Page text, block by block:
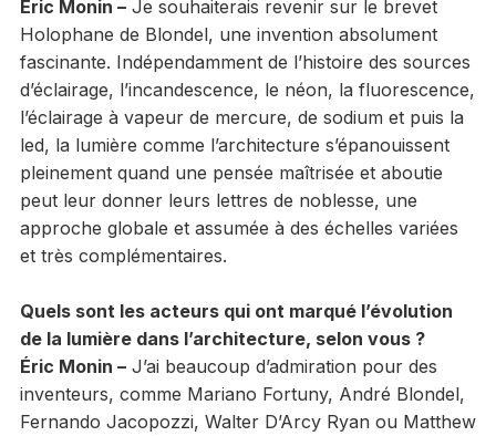
Éric Monin –Je souhaiterais revenir sur le brevet
Holophane de Blondel, une invention absolument
fascinante. Indépendamment de l’histoire des sources
d’éclairage, l’incandescence, le néon, la fluorescence,
l’éclairage à vapeur de mercure, de sodium et puis la
led, la lumière comme l’architecture s’épanouissent
pleinement quand une pensée maîtrisée et aboutie
peut leur donner leurs lettres de noblesse, une
approche globale et assumée à des échelles variées
et très complémentaires.
Quels sont les acteurs qui ont marqué l’évolution
de la lumière dans l’architecture, selon vous ?
Éric Monin –J’ai beaucoup d’admiration pour des
inventeurs, comme Mariano Fortuny, André Blondel,
Fernando Jacopozzi, Walter D’Arcy Ryan ou Matthew